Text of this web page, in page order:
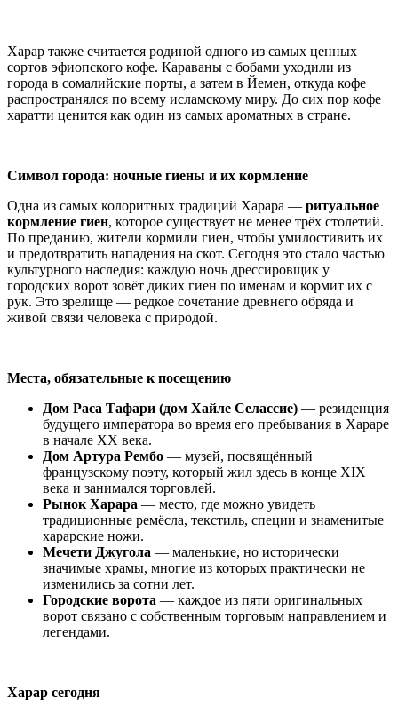
Харар также считается родиной одного из самых ценных
сортов эфиопского кофе. Караваны с бобами уходили из
города в сомалийские порты, а затем в Йемен, откуда кофе
распространялся по всему исламскому миру. До сих пор кофе
харатти ценится как один из самых ароматных в стране.
Символ города: ночные гиены и их кормление
Одна из самых колоритных традиций Харара — ритуальное
кормление гиен, которое существует не менее трёх столетий.
По преданию, жители кормили гиен, чтобы умилостивить их
и предотвратить нападения на скот. Сегодня это стало частью
культурного наследия: каждую ночь дрессировщик у
городских ворот зовёт диких гиен по именам и кормит их с
рук. Это зрелище — редкое сочетание древнего обряда и
живой связи человека с природой.
Места, обязательные к посещению
Дом Раса Тафари (дом Хайле Селассие) — резиденция
будущего императора во время его пребывания в Хараре
в начале XX века.
Дом Артура Рембо — музей, посвящённый
французскому поэту, который жил здесь в конце XIX
века и занимался торговлей.
Рынок Харара — место, где можно увидеть
традиционные ремёсла, текстиль, специи и знаменитые
харарские ножи.
Мечети Джугола — маленькие, но исторически
значимые храмы, многие из которых практически не
изменились за сотни лет.
Городские ворота — каждое из пяти оригинальных
ворот связано с собственным торговым направлением и
легендами.
Харар сегодня